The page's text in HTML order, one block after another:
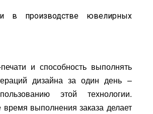
в производстве ювелирных
и способность выполнять
дизайна за один день –
этой технологии.
выполнения заказа делает